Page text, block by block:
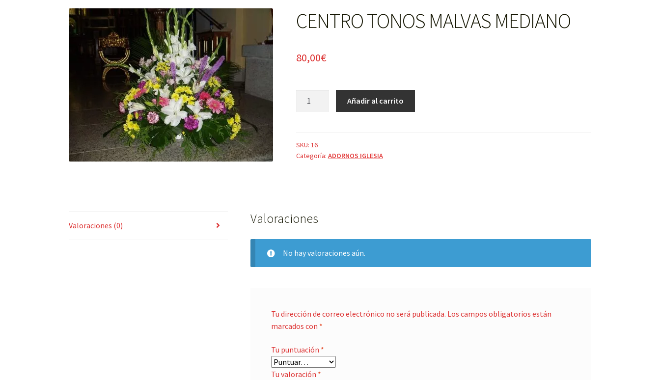
CENTRO TONOS MALVAS MEDIANO
80,00€
cantidad
Añadir al carrito
SKU: 16
Categoría: ADORNOS IGLESIA
Valoraciones (0) Valoraciones
No hay valoraciones aún.
Tu dirección de correo electrónico no será publicada. Los campos obligatorios están
marcados con *
Tu puntuación *
Tu valoración *